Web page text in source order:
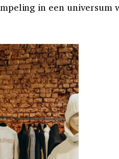
in een universum